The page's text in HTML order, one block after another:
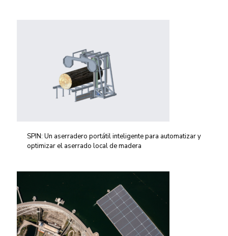
SPIN: Un aserradero portátil inteligente para automatizar y
optimizar el aserrado local de madera